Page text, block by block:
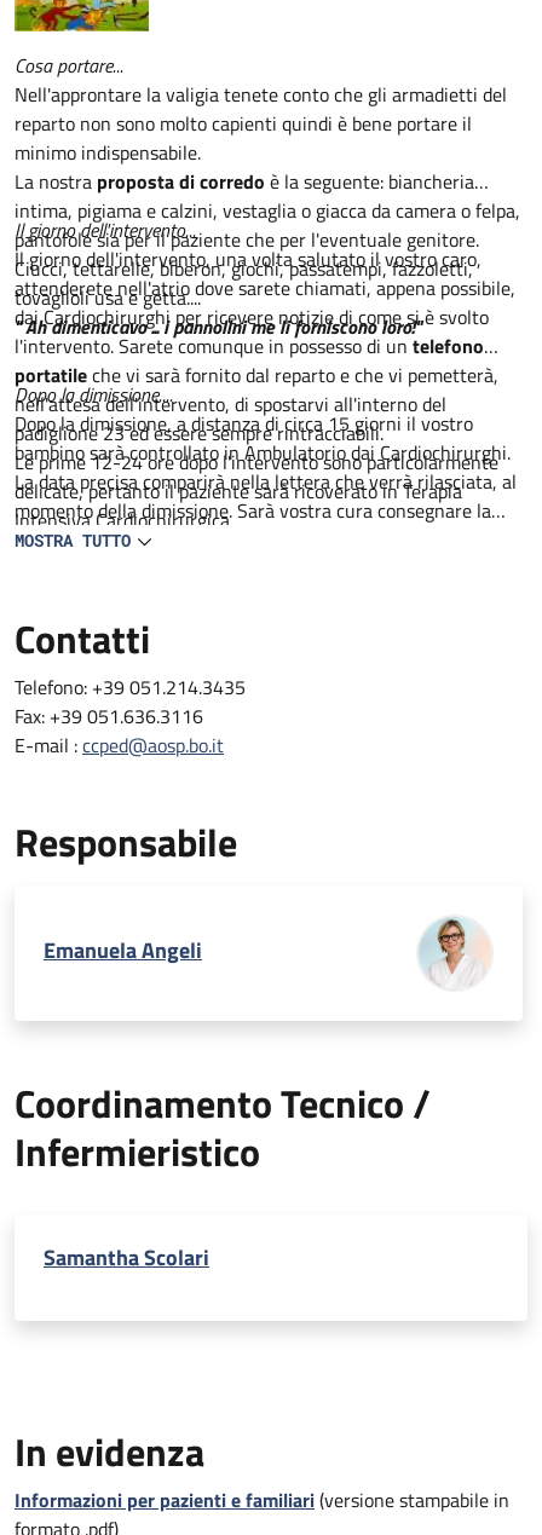
Cosa portare...
Nell'approntare la valigia tenete conto che gli armadietti del
reparto non sono molto capienti quindi è bene portare il
minimo indispensabile.
La nostra proposta di corredo è la seguente: biancheria
intima, pigiama e calzini, vestaglia o giacca da camera o felpa,
pantofole sia per il paziente che per l'eventuale genitore.
Ciucci, tettarelle, biberon, giochi, passatempi, fazzoletti,
tovaglioli usa e getta....
" Ah dimenticavo ... i pannolini me li forniscono loro!"
Il giorno dell'intervento...
Il giorno dell'intervento, una volta salutato il vostro caro,
attenderete nell'atrio dove sarete chiamati, appena possibile,
dai Cardiochirurghi per ricevere notizie di come si è svolto
l'intervento. Sarete comunque in possesso di un telefono
portatileche vi sarà fornito dal reparto e che vi pemetterà,
nell'attesa dell'intervento, di spostarvi all'interno del
padiglione 23 ed essere sempre rintracciabili.
Le prime 12-24 ore dopo l'intervento sono particolarmente
delicate, pertanto il paziente sarà ricoverato in Terapia
Intensiva Cardiochirurgica
Dopo la dimissione....
Dopo la dimissione, a distanza di circa 15 giorni il vostro
bambino sarà controllato in Ambulatorio dai Cardiochirurghi.
La data precisa comparirà nella lettera che verrà rilasciata, al
momento della dimissione. Sarà vostra cura consegnare la
lettera al pediatra curante.
MOSTRA TUTTO
Contatti
Telefono: +39 051.214.3435
Fax: +39 051.636.3116
E-mail :ccped@aosp.bo.it
Responsabile
Emanuela Angeli
Coordinamento Tecnico /
Infermieristico
Samantha Scolari
In evidenza
Informazioni per pazienti e familiari(versione stampabile in
formato .pdf)